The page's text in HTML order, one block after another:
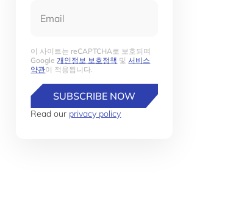
이 사이트는 reCAPTCHA로 보호되며
Google개인정보 보호정책 및서비스
약관이 적용됩니다.
SUBSCRIBE NOW
Read our privacy policy